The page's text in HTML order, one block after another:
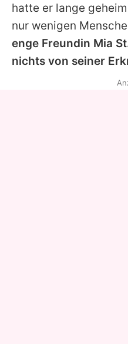
hatte er lange
nur wenigen
enge Freundin Mia
nichts von seiner